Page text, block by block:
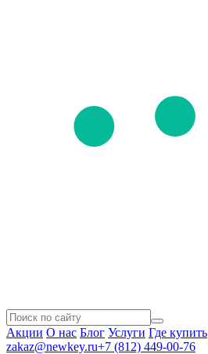
Акции О нас Блог Услуги Где купить
zakaz@newkey.ru+7 (812) 449-00-76